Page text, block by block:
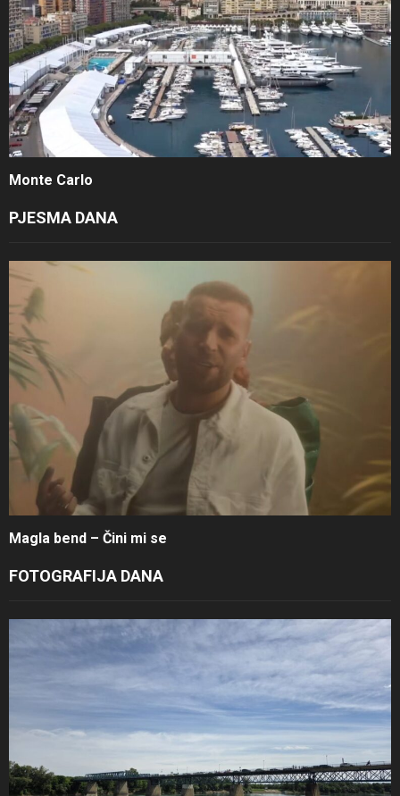
Monte Carlo
PJESMA DANA
Magla bend – Čini mi se
FOTOGRAFIJA DANA